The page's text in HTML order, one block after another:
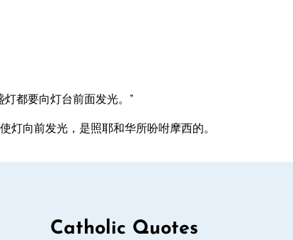
都要向灯台前面发光。”
灯向前发光，是照耶和华所吩咐摩西的。
Catholic Quotes